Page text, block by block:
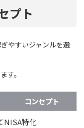
プト
やすいジャンルを選
す。
コンセプト
NISA特化